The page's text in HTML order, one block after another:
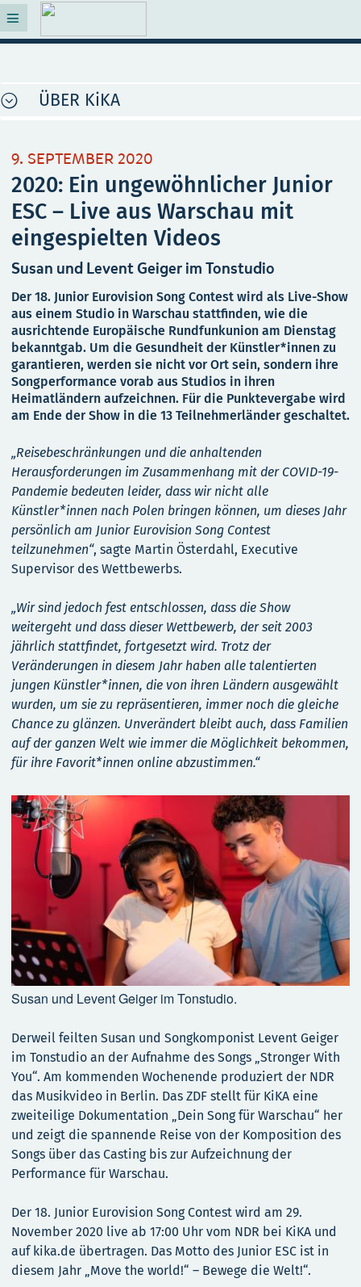
ÜBER KiKA
9. SEPTEMBER 2020
2020: Ein ungewöhnlicher Junior
ESC – Live aus Warschau mit
eingespielten Videos
Susan und Levent Geiger im Tonstudio
Der 18. Junior Eurovision Song Contest wird als Live-Show
aus einem Studio in Warschau stattfinden, wie die
ausrichtende Europäische Rundfunkunion am Dienstag
bekanntgab. Um die Gesundheit der Künstler*innen zu
garantieren, werden sie nicht vor Ort sein, sondern ihre
Songperformance vorab aus Studios in ihren
Heimatländern aufzeichnen. Für die Punktevergabe wird
am Ende der Show in die 13 Teilnehmerländer geschaltet.
„Reisebeschränkungen und die anhaltenden
Herausforderungen im Zusammenhang mit der COVID-19-
Pandemie bedeuten leider, dass wir nicht alle
Künstler*innen nach Polen bringen können, um dieses Jahr
persönlich am Junior Eurovision Song Contest
teilzunehmen“, sagte Martin Österdahl, Executive
Supervisor des Wettbewerbs.
„Wir sind jedoch fest entschlossen, dass die Show
weitergeht und dass dieser Wettbewerb, der seit 2003
jährlich stattfindet, fortgesetzt wird. Trotz der
Veränderungen in diesem Jahr haben alle talentierten
jungen Künstler*innen, die von ihren Ländern ausgewählt
wurden, um sie zu repräsentieren, immer noch die gleiche
Chance zu glänzen. Unverändert bleibt auch, dass Familien
auf der ganzen Welt wie immer die Möglichkeit bekommen,
für ihre Favorit*innen online abzustimmen.“
Susan und Levent Geiger im Tonstudio.
Derweil feilten Susan und Songkomponist Levent Geiger
im Tonstudio an der Aufnahme des Songs „Stronger With
You“. Am kommenden Wochenende produziert der NDR
das Musikvideo in Berlin. Das ZDF stellt für KiKA eine
zweiteilige Dokumentation „Dein Song für Warschau“ her
und zeigt die spannende Reise von der Komposition des
Songs über das Casting bis zur Aufzeichnung der
Performance für Warschau.
Der 18. Junior Eurovision Song Contest wird am 29.
November 2020 live ab 17:00 Uhr vom NDR bei KiKA und
auf kika.de übertragen. Das Motto des Junior ESC ist in
diesem Jahr „Move the world!“ – Bewege die Welt!“.